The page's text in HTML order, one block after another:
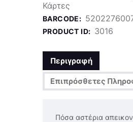
Κάρτες
BARCODE:
PRODUCT ID: 3016
Περιγραφή
Επιπρόσθετες
Πόσα αστέρια